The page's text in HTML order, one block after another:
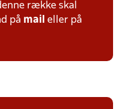
række skal
på mail eller på